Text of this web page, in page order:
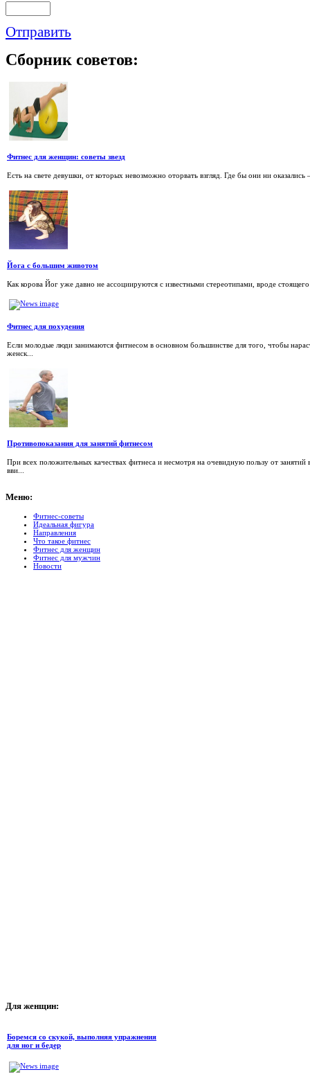
Отправить
Сборник советов:
Фитнес для женщин: советы звезд
Есть на свете девушки, от которых невозможно оторвать взгляд. Где бы они ни
Йога с большим животом
Как корова Йог уже давно не ассоциируются с известными стереотипами, вроде
Фитнес для похудения
Если молодые люди занимаются фитнесом в основном большинстве для того, чтобы
женск...
Противопоказания для занятий фитнесом
При всех положительных качествах фитнеса и несмотря на очевидную пользу от
вви...
Меню:
Фитнес-советы
Идеальная фигура
Направления
Что такое фитнес
Фитнес для женщин
Фитнес для мужчин
Новости
Для женщин:
Боремся со скукой, выполняя упражнения
для ног и бедер